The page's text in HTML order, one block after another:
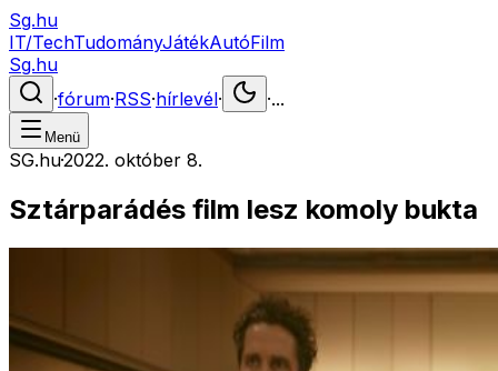
Sg.hu
IT/TechTudományJátékAutóFilm
Sg.hu
·fórum·RSS·hírlevél· ·...
Menü
SG.hu·2022. október 8.
Sztárparádés film lesz komoly bukta